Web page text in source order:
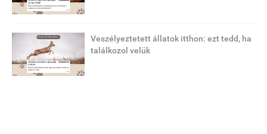
Veszélyeztetett állatok itthon: ezt tedd, ha
találkozol velük